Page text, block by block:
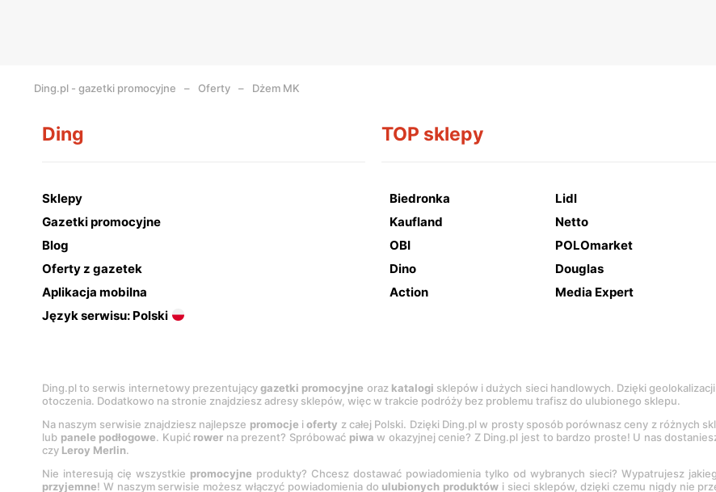
Ding.pl - gazetki promocyjne Oferty Dżem MK
Ding
Sklepy
Gazetki promocyjne
Blog
Oferty z gazetek
Aplikacja mobilna
Język serwisu: Polski
TOP sklepy
Biedronka Lidl
Kaufland
Netto
OBI
POLOmarket
Dino
Douglas
Action
Media Expert
Ding.pl to serwis internetowy prezentującygazetki promocyjne oraz katalogi sklepów i dużych sieci handlowych. Dzięki
otoczenia. Dodatkowo na stronie znajdziesz adresy sklepów, więc w trakcie podróży bez problemu trafisz do ulubionego sklepu.
Na naszym serwisie znajdziesz najlepsze promocje ioferty z całej Polski. Dzięki Ding.pl w prosty sposób porównasz ceny z różnych
lub panele podłogowe. Kupić rower na prezent? Spróbować piwa w okazyjnej cenie? Z Ding.pl jest to bardzo proste! U nas
czy Leroy Merlin.
Nie interesują cię wszystkie promocyjne produkty? Chcesz dostawać powiadomienia tylko od wybranych sieci? Wypatrujesz
przyjemne! W naszym serwisie możesz włączyć powiadomienia do ulubionych produktów i sieci sklepów, dzięki czemu nigdy nie